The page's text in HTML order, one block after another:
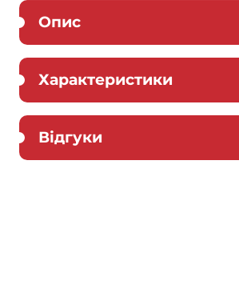
Опис
Характеристики
Відгуки